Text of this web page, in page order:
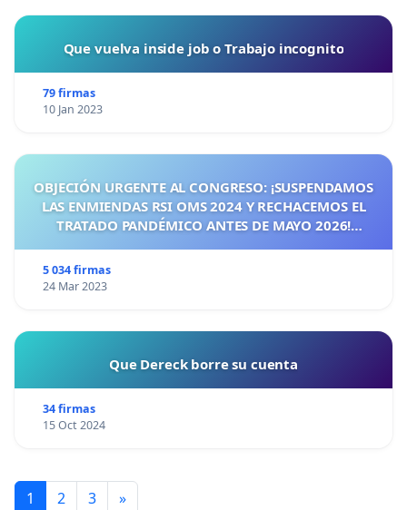
Que vuelva inside job o Trabajo incognito
79 firmas
10 Jan 2023
OBJECIÓN URGENTE AL CONGRESO: ¡SUSPENDAMOS
LAS ENMIENDAS RSI OMS 2024 Y RECHACEMOS EL
TRATADO PANDÉMICO ANTES DE MAYO 2026!
5 034 firmas
24 Mar 2023
Que Dereck borre su cuenta
34 firmas
15 Oct 2024
1 2 3 »